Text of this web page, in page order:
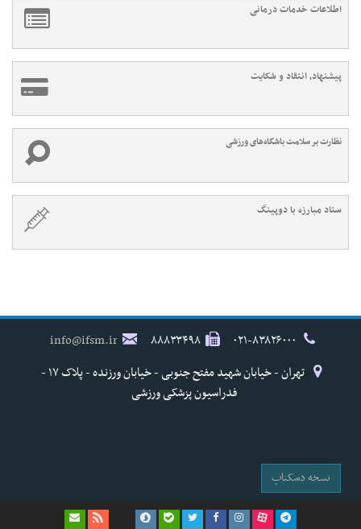
اطلاعات خدمات درمانی
پیشنهاد، انتقاد و شکایت
نظارت بر سلامت باشگاه‌های ورزشی
ستاد مبارزه با دوپینگ
۸۸۸۳۳۴۹۸
info@ifsm.ir
تهران - خیابان شهید مفتح جنوبی - خیابان ورزنده - پلاک ۱۷ -
فدراسیون پزشکی ورزشی
نسخه دسکتاپ